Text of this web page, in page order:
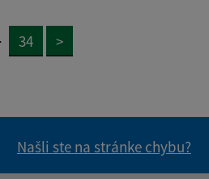
34 >
Našli ste na stránke chybu?